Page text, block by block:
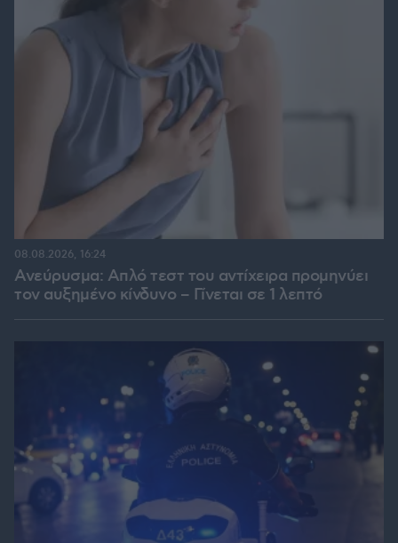
Ανεύρυσμα: Απλό τεστ του αντίχειρα προμηνύει
τον αυξημένο κίνδυνο – Γίνεται σε 1 λεπτό
08.08.2026, 16:24